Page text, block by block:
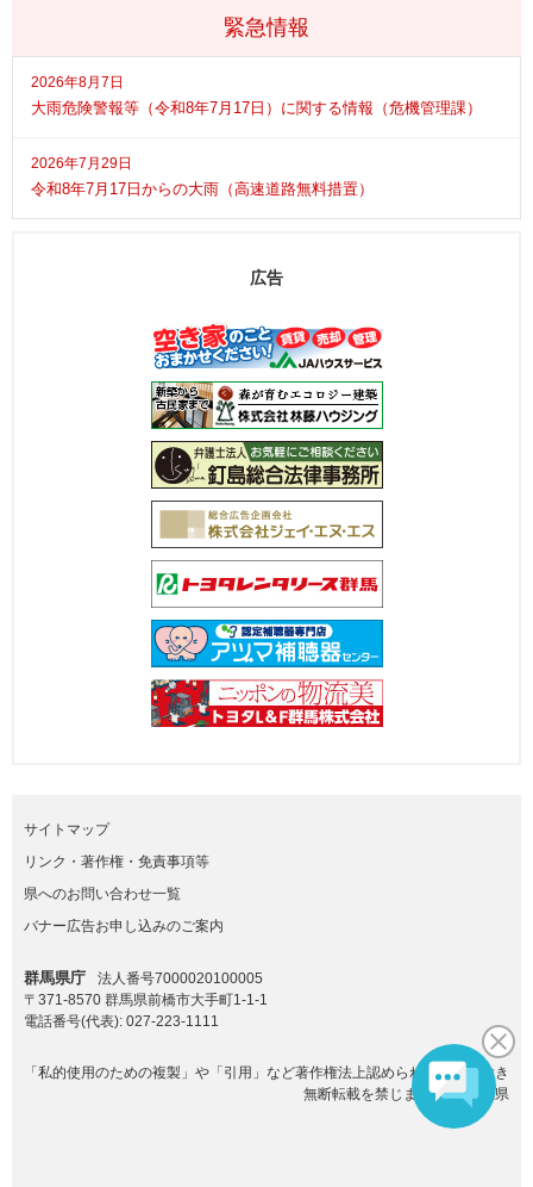
緊急情報
2026年8月7日
大雨危険警報等（令和8年7月17日）に関する情報（危機管理課）
2026年7月29日
令和8年7月17日からの大雨（高速道路無料措置）
広告
サイトマップ
リンク・著作権・免責事項等
県へのお問い合わせ一覧
バナー広告お申し込みのご案内
群馬県庁
法人番号7000020100005
〒371-8570 群馬県前橋市大手町1-1-1
電話番号(代表): 027-223-1111
「私的使用のための複製」や「引用」など著作権法上認められた場合を除き
無断転載を禁じます。(C)群馬県